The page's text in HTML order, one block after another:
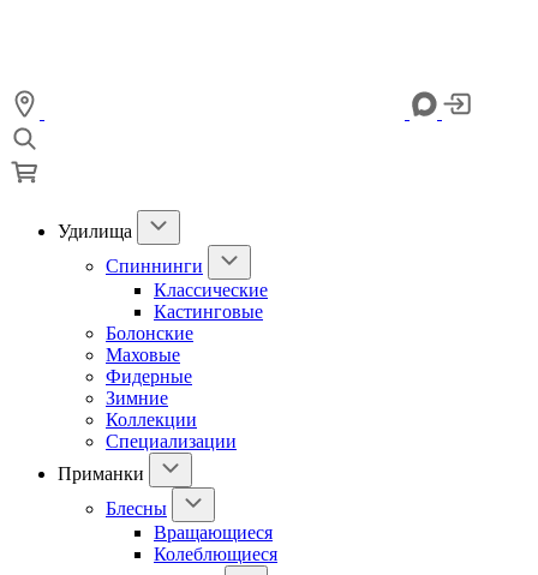
Удилища
Спиннинги
Классические
Кастинговые
Болонские
Маховые
Фидерные
Зимние
Коллекции
Специализации
Приманки
Блесны
Вращающиеся
Колеблющиеся